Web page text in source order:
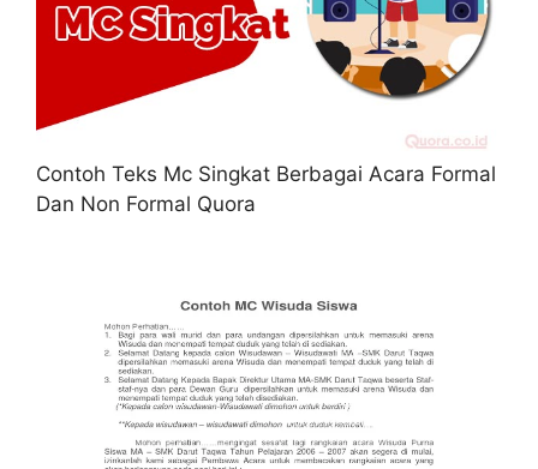
Contoh Teks Mc Singkat Berbagai Acara Formal
Dan Non Formal Quora